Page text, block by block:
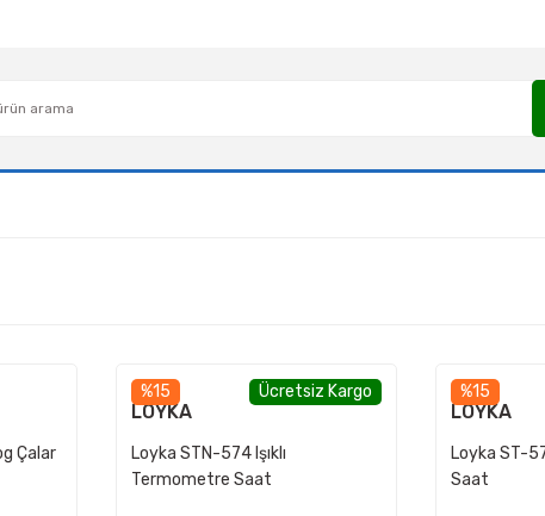
Çalar
%15 Ücretsiz Kargo
LOYKA
Loyka STN-574 Işıklı
Termometre Saat
%15
LOYKA
Loyka ST-
Saat